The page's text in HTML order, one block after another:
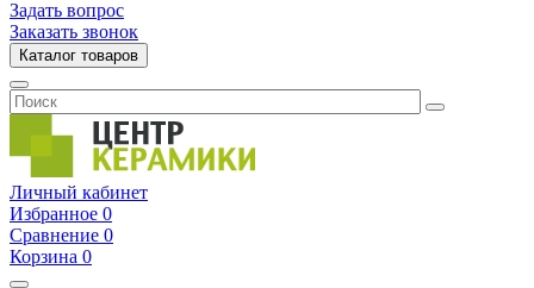
Задать вопрос
Заказать звонок
Каталог товаров
Личный кабинет
Избранное 0
Сравнение 0
Корзина 0